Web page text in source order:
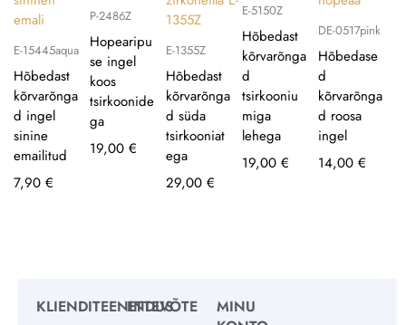
E-15445aqua
Hõbedast
kõrvarõnga
d ingel
sinine
emailitud
7,90 €
P-2486Z
Hopearipu
se ingel
koos
tsirkoonide
ga
19,00 €
E-1355Z
Hõbedast
kõrvarõnga
d süda
tsirkooniat
ega
29,00 €
E-5150Z
Hõbedast
kõrvarõnga
d
tsirkooniu
miga
lehega
19,00 €
DE-0517pink
Hõbedase
d
kõrvarõnga
d roosa
ingel
14,00 €
KLIENDITEENINDUS
ETTEVÕTE
MINU